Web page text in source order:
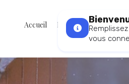
Accueil Blog Plateforme
vous